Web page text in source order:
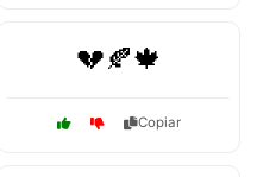
💔🍂🍁
Copiar